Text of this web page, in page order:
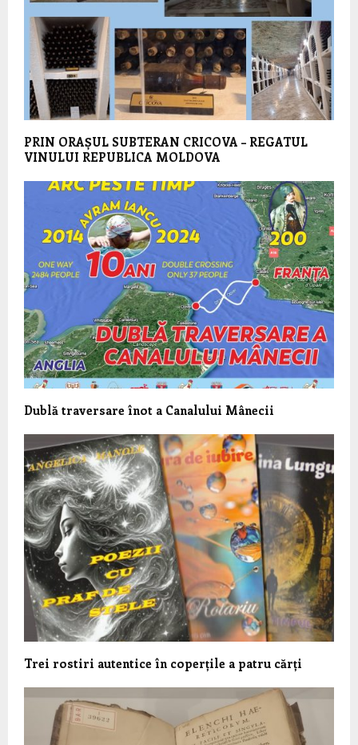
PRIN ORAȘUL SUBTERAN CRICOVA – REGATUL
VINULUI REPUBLICA MOLDOVA
Dublă traversare înot a Canalului Mânecii
Trei rostiri autentice în coperțile a patru cărți